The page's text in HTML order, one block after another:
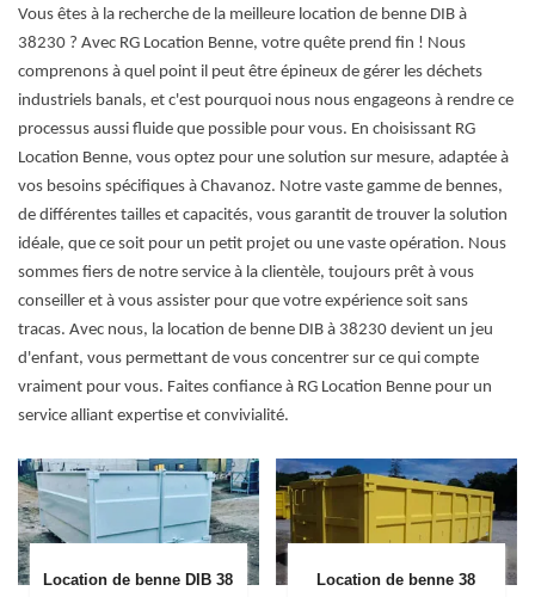
Vous êtes à la recherche de la meilleure location de benne DIB à
38230 ? Avec RG Location Benne, votre quête prend fin ! Nous
comprenons à quel point il peut être épineux de gérer les déchets
industriels banals, et c'est pourquoi nous nous engageons à rendre ce
processus aussi fluide que possible pour vous. En choisissant RG
Location Benne, vous optez pour une solution sur mesure, adaptée à
vos besoins spécifiques à Chavanoz. Notre vaste gamme de bennes,
de différentes tailles et capacités, vous garantit de trouver la solution
idéale, que ce soit pour un petit projet ou une vaste opération. Nous
sommes fiers de notre service à la clientèle, toujours prêt à vous
conseiller et à vous assister pour que votre expérience soit sans
tracas. Avec nous, la location de benne DIB à 38230 devient un jeu
d'enfant, vous permettant de vous concentrer sur ce qui compte
vraiment pour vous. Faites confiance à RG Location Benne pour un
service alliant expertise et convivialité.
Location de benne DIB 38 Location de benne 38